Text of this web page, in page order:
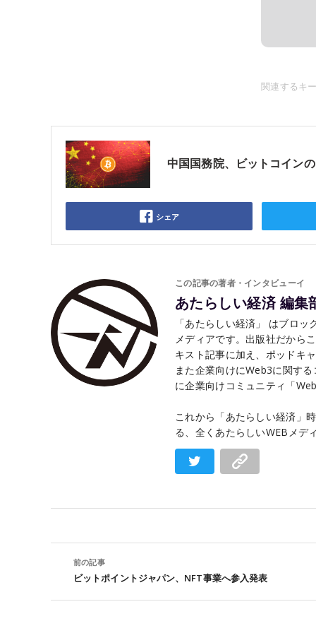
関連するキ
中国国務院、ビットコイン
シェア
この記事の著者・インタビューイ
あたらしい経済 編集
「あたらしい経済」 はブロ
メディアです。出版社だから
キスト記事に加え、ポッドキ
また企業向けにWeb3に関す
に企業向けコミュニティ「
これから「あたらしい経済」
る、全くあたらしいWEBメデ
前の記事
ビットポイントジャパン、NFT事業へ参入発表